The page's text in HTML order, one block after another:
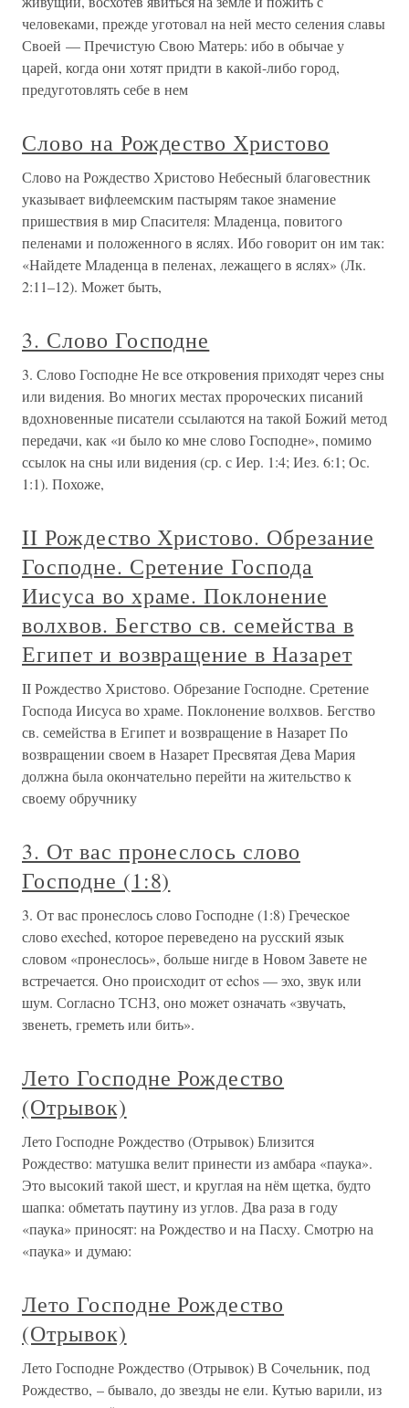
человеками, прежде уготовал на ней место селения славы
Своей — Пречистую Свою Матерь: ибо в обычае у
царей, когда они хотят придти в какой-либо город,
предуготовлять себе в нем
Слово на Рождество Христово
Слово на Рождество Христово Небесный благовестник
указывает вифлеемским пастырям такое знамение
пришествия в мир Спасителя: Младенца, повитого
пеленами и положенного в яслях. Ибо говорит он им так:
«Найдете Младенца в пеленах, лежащего в яслях» (Лк.
2:11–12). Может быть,
3. Слово Господне
3. Слово Господне Не все откровения приходят через сны
или видения. Во многих местах пророческих писаний
вдохновенные писатели ссылаются на такой Божий метод
передачи, как «и было ко мне слово Господне», помимо
ссылок на сны или видения (ср. с Иер. 1:4; Иез. 6:1; Ос.
1:1). Похоже,
II Рождество Христово. Обрезание
Господне. Сретение Господа
Иисуса во храме. Поклонение
волхвов. Бегство св. семейства в
Египет и возвращение в Назарет
II Рождество Христово. Обрезание Господне. Сретение
Господа Иисуса во храме. Поклонение волхвов. Бегство
св. семейства в Египет и возвращение в Назарет По
возвращении своем в Назарет Пресвятая Дева Мария
должна была окончательно перейти на жительство к
своему обручнику
3. От вас пронеслось слово
Господне (1:8)
3. От вас пронеслось слово Господне (1:8) Греческое
слово exeched, которое переведено на русский язык
словом «пронеслось», больше нигде в Новом Завете не
встречается. Оно происходит от echos — эхо, звук или
шум. Согласно ТСНЗ, оно может означать «звучать,
звенеть, греметь или бить».
Лето Господне Рождество
(Отрывок)
Лето Господне Рождество (Отрывок) Близится
Рождество: матушка велит принести из амбара «паука».
Это высокий такой шест, и круглая на нём щетка, будто
шапка: обметать паутину из углов. Два раза в году
«паука» приносят: на Рождество и на Пасху. Смотрю на
«паука» и думаю:
Лето Господне Рождество
(Отрывок)
Лето Господне Рождество (Отрывок) В Сочельник, под
Рождество, – бывало, до звезды не ели. Кутью варили, из